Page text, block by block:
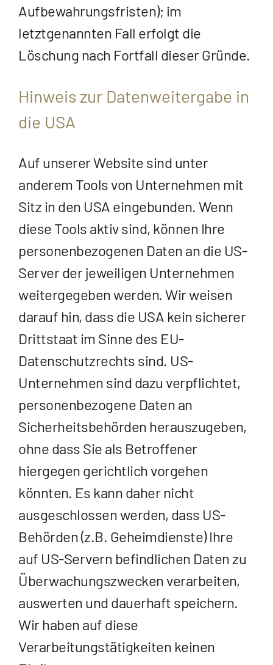
Aufbewahrungsfristen); im
letztgenannten Fall erfolgt die
Löschung nach Fortfall dieser Gründe.
Hinweis zur Datenweitergabe in
die USA
Auf unserer Website sind unter
anderem Tools von Unternehmen mit
Sitz in den USA eingebunden. Wenn
diese Tools aktiv sind, können Ihre
personenbezogenen Daten an die US-
Server der jeweiligen Unternehmen
weitergegeben werden. Wir weisen
darauf hin, dass die USA kein sicherer
Drittstaat im Sinne des EU-
Datenschutzrechts sind. US-
Unternehmen sind dazu verpflichtet,
personenbezogene Daten an
Sicherheitsbehörden herauszugeben,
ohne dass Sie als Betroffener
hiergegen gerichtlich vorgehen
könnten. Es kann daher nicht
ausgeschlossen werden, dass US-
Behörden (z.B. Geheimdienste) Ihre
auf US-Servern befindlichen Daten zu
Überwachungszwecken verarbeiten,
auswerten und dauerhaft speichern.
Wir haben auf diese
Verarbeitungstätigkeiten keinen